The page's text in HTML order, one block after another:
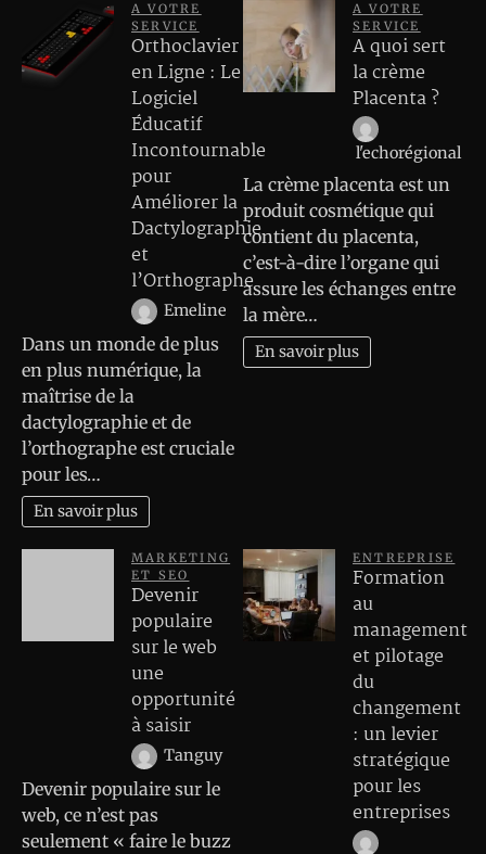
A VOTRE
SERVICE
Orthoclavier
en Ligne : Le
Logiciel
Éducatif
Incontournable
pour
Améliorer la
Dactylographie
et
l’Orthographe
Emeline
Dans un monde de plus
en plus numérique, la
maîtrise de la
dactylographie et de
l’orthographe est cruciale
pour les…
En savoir plus
A VOTRE
SERVICE
A quoi sert
la crème
Placenta ?
l'echorégional
La crème placenta est un
produit cosmétique qui
contient du placenta,
c’est-à-dire l’organe qui
assure les échanges entre
la mère…
En savoir plus
MARKETING
ET SEO
Devenir
populaire
sur le web
une
opportunité
à saisir
Tanguy
Devenir populaire sur le
web, ce n’est pas
seulement « faire le buzz
ENTREPRISE
Formation
au
management
et pilotage
du
changement
: un levier
stratégique
pour les
entreprises